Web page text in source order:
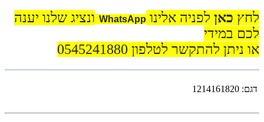
לחץ כאן לפניה אלינו WhatsApp ונציג שלנו יענה
לכם במידי
או ניתן להתקשר לטלפון 0545241880
דגם: 1214161820